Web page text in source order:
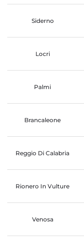
Siderno
Locri
Palmi
Brancaleone
Reggio Di Calabria
Rionero In Vulture
Venosa